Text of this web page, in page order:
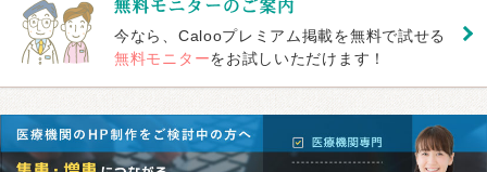
今なら、Calooプレミアム掲載を無料で試せる
無料モニターをお試しいただけます！